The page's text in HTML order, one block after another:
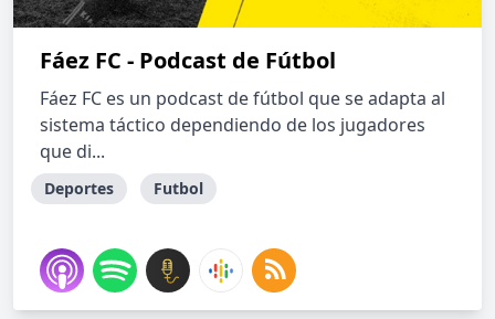
Fáez FC - Podcast de Fútbol
Fáez FC es un podcast de fútbol que se adapta al
sistema táctico dependiendo de los jugadores
que di...
Deportes Futbol